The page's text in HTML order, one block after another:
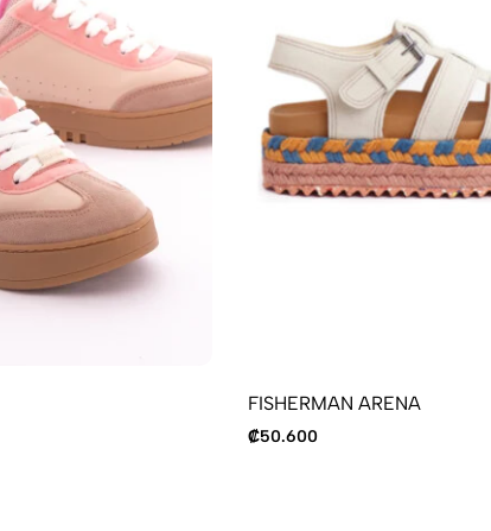
FISHERMAN ARENA
₡50.600